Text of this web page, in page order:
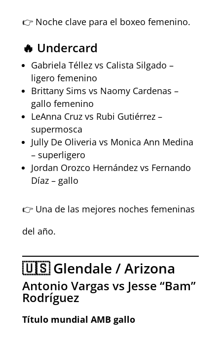
👉 Noche clave para el boxeo femenino.
🔥 Undercard
Gabriela Téllez vs Calista Silgado –
ligero femenino
Brittany Sims vs Naomy Cardenas –
gallo femenino
LeAnna Cruz vs Rubi Gutiérrez –
supermosca
Jully De Oliveria vs Monica Ann Medina
– superligero
Jordan Orozco Hernández vs Fernando
Díaz – gallo
👉 Una de las mejores noches femeninas
del año.
🇺🇸 Glendale / Arizona
Antonio Vargas vs Jesse “Bam”
Rodríguez
Título mundial AMB gallo